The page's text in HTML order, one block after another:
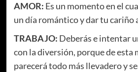
AMOR: Es un momento en el
un día romántico y dar tu cariño
TRABAJO: Deberás e intentar
con la diversión, porque de esta
parecerá todo más llevadero y